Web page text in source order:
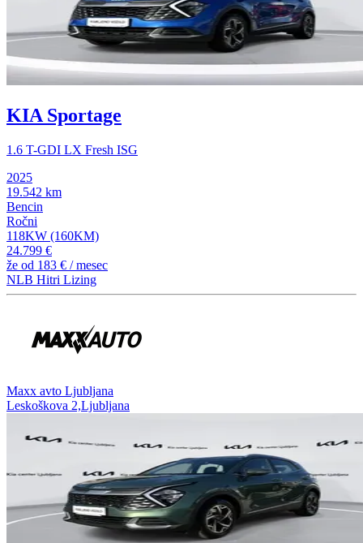
KIA Sportage
1.6 T-GDI LX Fresh ISG
2025
19.542 km
Bencin
Ročni
118KW (160KM)
24.799 €
že od 183 € / mesec
NLB Hitri Lizing
⁠Maxx avto Ljubljana
Leskoškova 2,Ljubljana